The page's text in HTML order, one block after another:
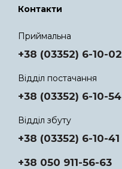
Контакти
Приймальна
+38 (03352) 6-10-02
Відділ постачання
+38 (03352) 6-10-54
Відділ збуту
+38 (03352) 6-10-41
+38 050 911-56-63